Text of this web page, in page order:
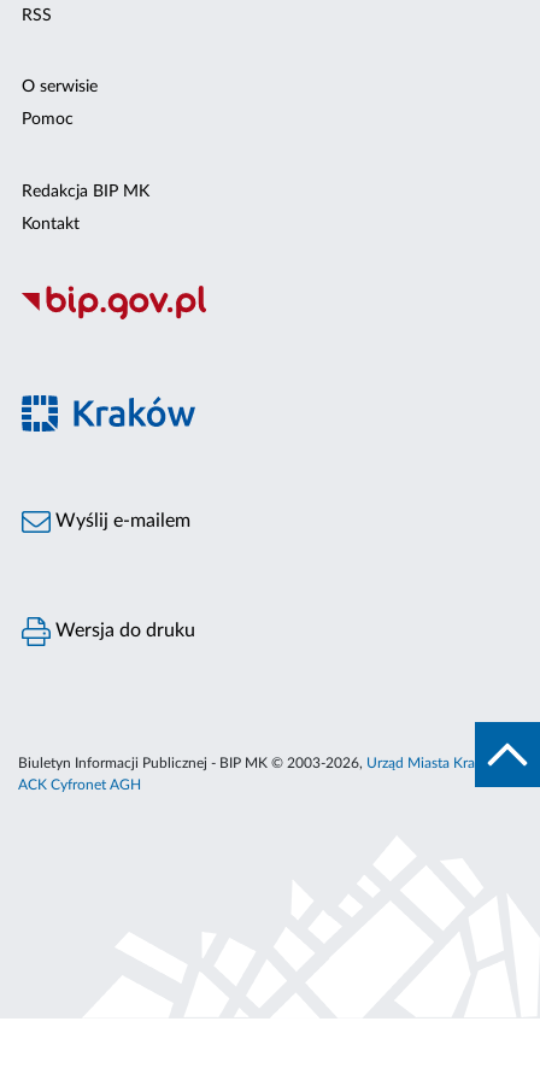
RSS
O serwisie
Pomoc
Redakcja BIP MK
Kontakt
Wyślij e-mailem
Wersja do druku
Biuletyn Informacji Publicznej - BIP MK © 2003-2026, Urząd Miasta Krakowa
ACK Cyfronet AGH